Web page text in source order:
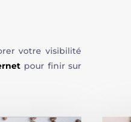
votre visibilité
pour finir sur